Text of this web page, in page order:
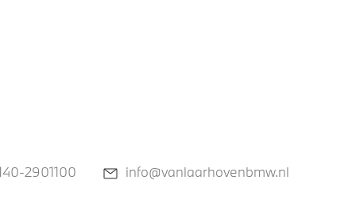
2901100 info@vanlaarhovenbmw.nl